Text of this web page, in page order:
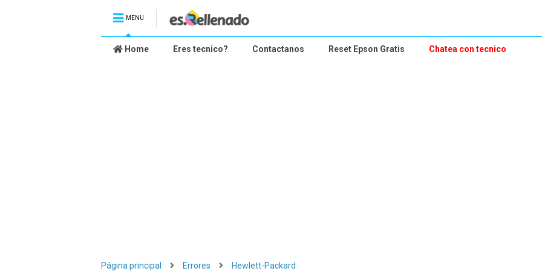
MENU
Home Eres tecnico? Contactanos Reset Epson Gratis Chatea con tecnico
Página principal Errores Hewlett-Packard